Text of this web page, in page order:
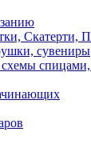
Скатерти,
сувениры
спицами,